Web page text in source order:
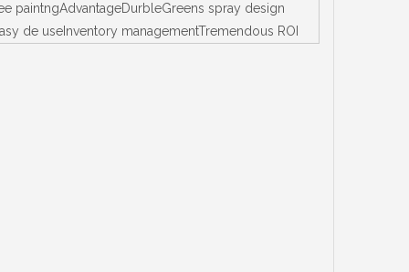
paintngAdvantageDurbleGreens spray design
de useInventory managementTremendous ROI